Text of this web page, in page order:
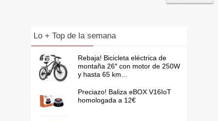
Lo + Top de la semana
Rebaja! Bicicleta eléctrica de
montaña 26″ con motor de 250W
y hasta 65 km...
Preciazo! Baliza eBOX V16IoT
homologada a 12€